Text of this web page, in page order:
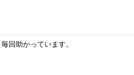
回助かっています。